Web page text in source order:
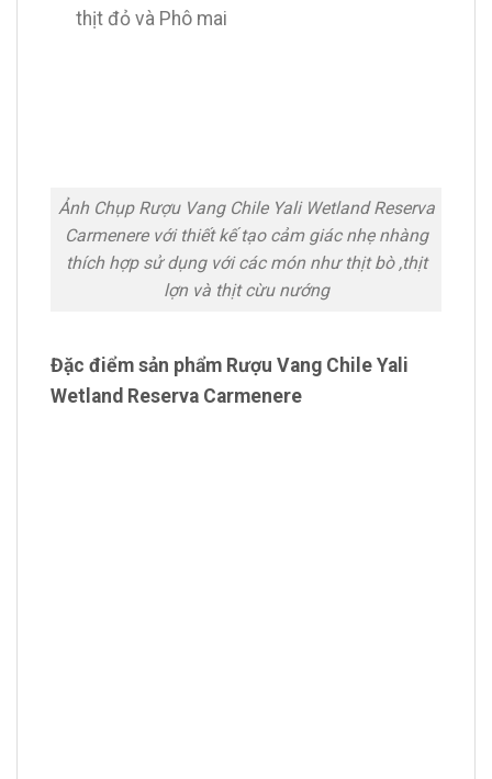
thịt đỏ và Phô mai
Ảnh Chụp Rượu Vang Chile Yali Wetland Reserva
Carmenere với thiết kế tạo cảm giác nhẹ nhàng
thích hợp sử dụng với các món như thịt bò ,thịt
lợn và thịt cừu nướng
Đặc điểm sản phẩm Rượu Vang Chile Yali
Wetland Reserva Carmenere